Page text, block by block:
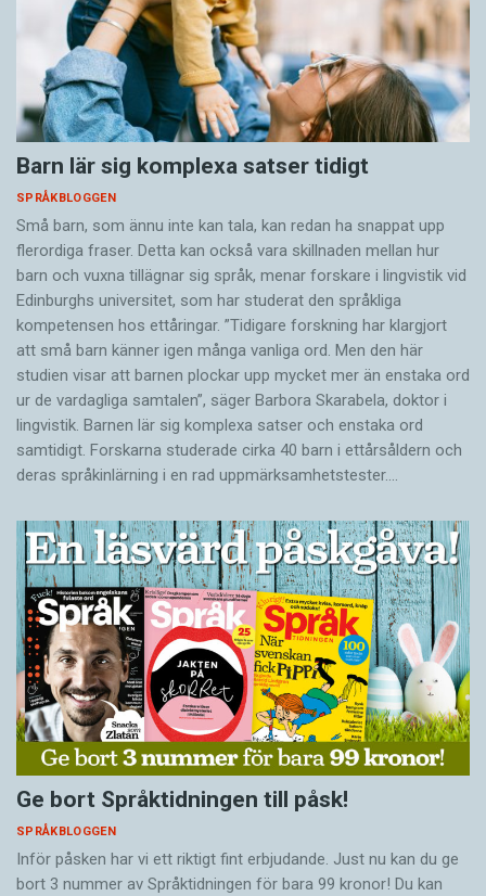
Barn lär sig komplexa satser tidigt
SPRÅKBLOGGEN
Små barn, som ännu inte kan tala, kan redan ha snappat upp
flerordiga fraser. Detta kan också vara skillnaden mellan hur
barn och vuxna tillägnar sig språk, menar forskare i lingvistik vid
Edinburghs universitet, som har studerat den språkliga
kompetensen hos ettåringar. ”Tidigare forskning har klargjort
att små barn känner igen många vanliga ord. Men den här
studien visar att barnen plockar upp mycket mer än enstaka ord
ur de vardagliga samtalen”, säger Barbora Skarabela, doktor i
lingvistik. Barnen lär sig komplexa satser och enstaka ord
samtidigt. Forskarna studerade cirka 40 barn i ettårsåldern och
deras språkinlärning i en rad uppmärksamhetstester.…
Ge bort Språktidningen till påsk!
SPRÅKBLOGGEN
Inför påsken har vi ett riktigt fint erbjudande. Just nu kan du ge
bort 3 nummer av Språktidningen för bara 99 kronor! Du kan